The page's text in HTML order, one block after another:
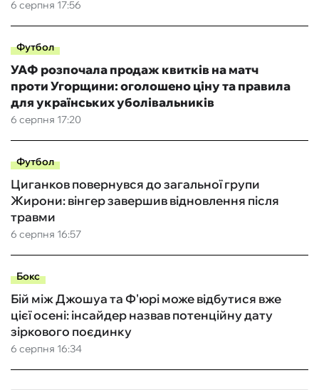
6 серпня 17:56
Футбол
6 серпня 17:20
УАФ розпочала продаж квитків на матч
проти Угорщини: оголошено ціну та правила
для українських уболівальників
Футбол
6 серпня 16:57
Циганков повернувся до загальної групи
Жирони: вінгер завершив відновлення після
травми
Бокс
6 серпня 16:34
Бій між Джошуа та Ф'юрі може відбутися вже
цієї осені: інсайдер назвав потенційну дату
зіркового поєдинку